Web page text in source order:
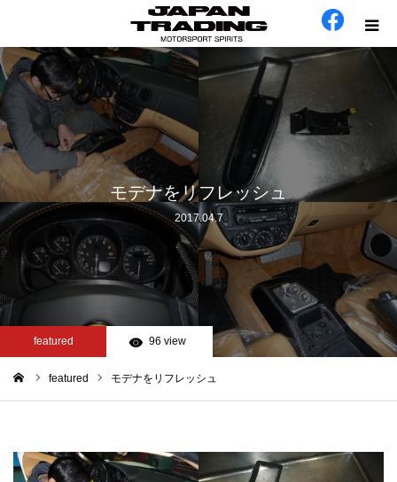
モデナをリフレッシュ
2017.04.7
featured 96 view
featured モデナをリフレッシュ
ホーム
在庫車
会社概要
カテゴリー
工場日誌
お問い合わせ